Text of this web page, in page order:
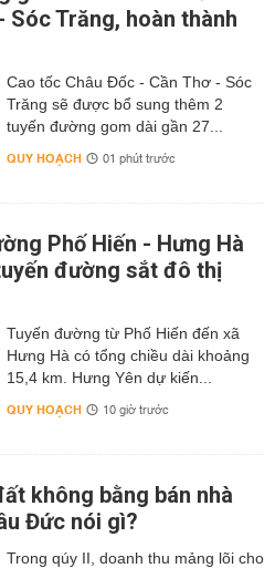
Sóc Trăng, hoàn thành
Cao tốc Châu Đốc - Cần Thơ - Sóc
Trăng sẽ được bổ sung thêm 2
tuyến đường gom dài gần 27...
QUY HOẠCH 01 phút trước
Phố Hiến - Hưng Hà
đường sắt đô thị
Tuyến đường từ Phố Hiến đến xã
Hưng Hà có tổng chiều dài khoảng
15,4 km. Hưng Yên dự kiến...
QUY HOẠCH 10 giờ trước
không bằng bán nhà
Đức nói gì?
Trong qúy II, doanh thu mảng lõi cho